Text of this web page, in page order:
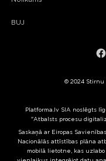
BUJ
© 2024 Stirnu
Platforma.lv SIA noslēgts
"Atbalsts procesu
Saskaņā ar Eiropas
Nacionālās attīstības plāna
mobilā lietotne, kas